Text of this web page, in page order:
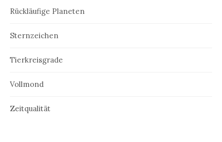
Rückläufige Planeten
Sternzeichen
Tierkreisgrade
Vollmond
Zeitqualität